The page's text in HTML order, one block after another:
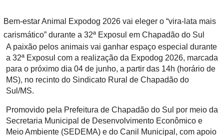
Bem-estar Animal Expodog 2026 vai eleger o “vira-lata mais
carismático” durante a 32ª Exposul em Chapadão do Sul
A paixão pelos animais vai ganhar espaço especial durante
a 32ª Exposul com a realização da Expodog 2026, marcada
para o próximo dia 04 de junho, a partir das 14h (horário de
MS), no recinto do Sindicato Rural de Chapadão do
Sul/MS.
Promovido pela Prefeitura de Chapadão do Sul por meio da
Secretaria Municipal de Desenvolvimento Econômico e
Meio Ambiente (SEDEMA) e do Canil Municipal, com apoio